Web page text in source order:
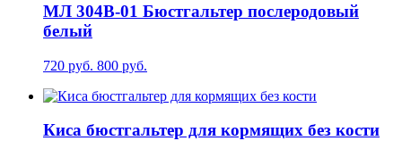
МЛ 304В-01 Бюстгальтер послеродовый
белый
720 руб. 800 руб.
Киса бюстгальтер для кормящих без кости